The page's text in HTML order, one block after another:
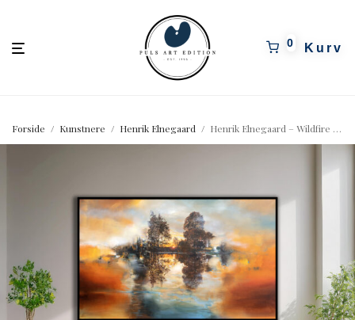
0
Forside / Kunstnere / Henrik Elnegaard / Henrik Elnegaard – Wildfire of nature